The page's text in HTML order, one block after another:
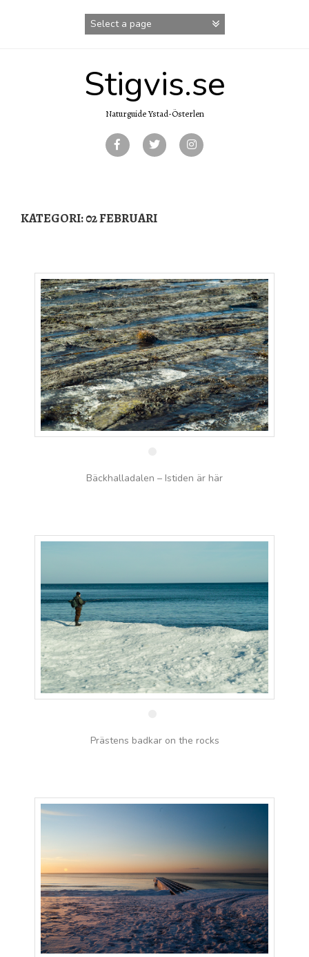
Stigvis.se
Naturguide Ystad-Österlen
KATEGORI:02 FEBRUARI
20 feb
Bäckhalladalen – Istiden är här
20 feb
Prästens badkar on the rocks
13 feb